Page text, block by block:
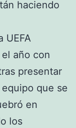
haciendo
UEFA
año con
presentar
que se
en
los